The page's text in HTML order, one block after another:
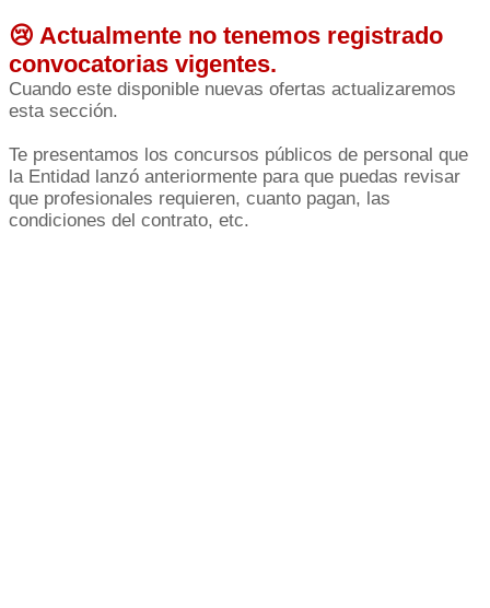
😢 Actualmente no tenemos registrado
convocatorias vigentes.
Cuando este disponible nuevas ofertas actualizaremos
esta sección.
Te presentamos los concursos públicos de personal que
la Entidad lanzó anteriormente para que puedas revisar
que profesionales requieren, cuanto pagan, las
condiciones del contrato, etc.